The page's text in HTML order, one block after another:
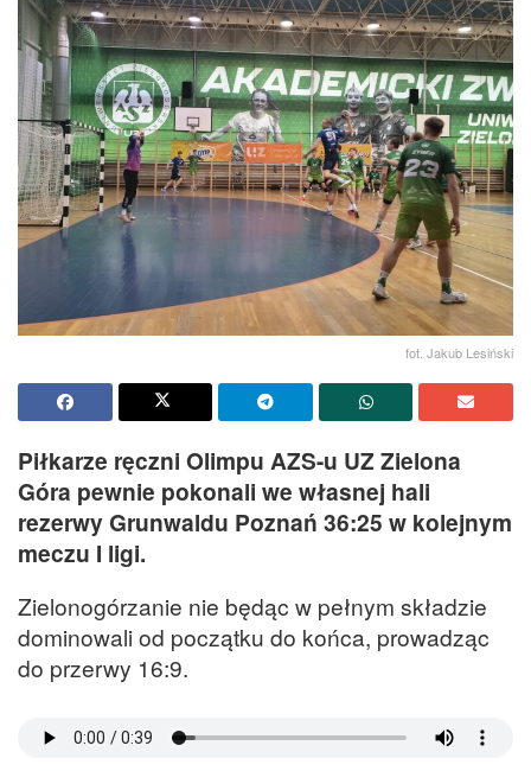
fot. Jakub Lesiński
Piłkarze ręczni Olimpu AZS-u UZ Zielona
Góra pewnie pokonali we własnej hali
rezerwy Grunwaldu Poznań 36:25 w kolejnym
meczu I ligi.
Zielonogórzanie nie będąc w pełnym składzie
dominowali od początku do końca, prowadząc
do przerwy 16:9.